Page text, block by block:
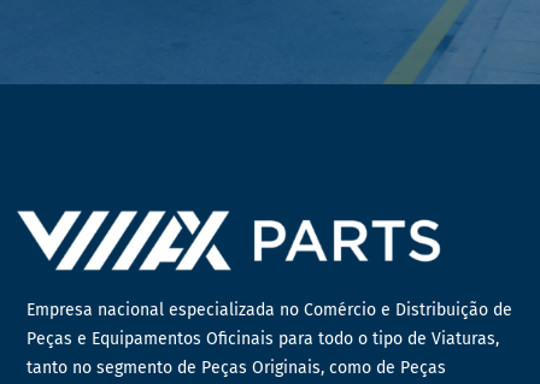
Empresa nacional especializada no Comércio e Distribuição de
Peças e Equipamentos Oficinais para todo o tipo de Viaturas,
tanto no segmento de Peças Originais, como de Peças